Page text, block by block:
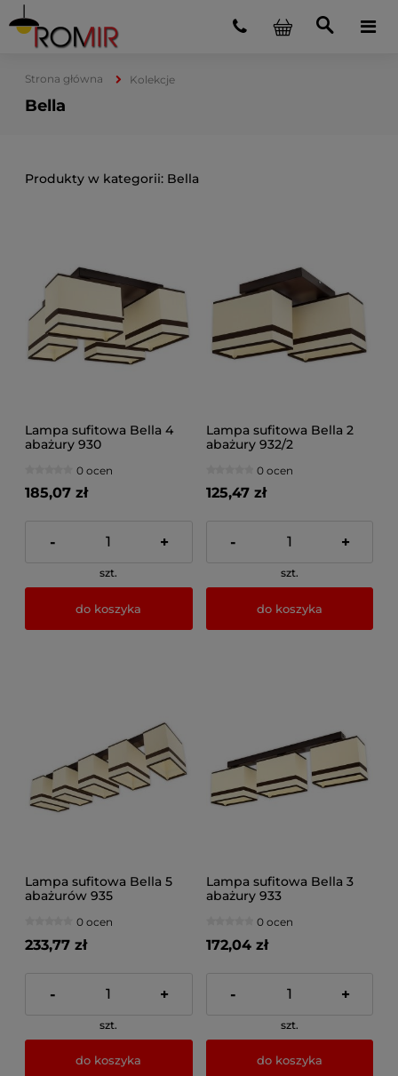
Strona główna Kolekcje
Bella
Bella
Lampa sufitowa Bella 4
abażury 930
0 ocen
185,07 zł
- +
szt.
do koszyka
Lampa sufitowa Bella 2
abażury 932/2
0 ocen
125,47 zł
- +
szt.
do koszyka
Lampa sufitowa Bella 5
abażurów 935
0 ocen
233,77 zł
- +
szt.
do koszyka
Lampa sufitowa Bella 3
abażury 933
0 ocen
172,04 zł
- +
szt.
do koszyka